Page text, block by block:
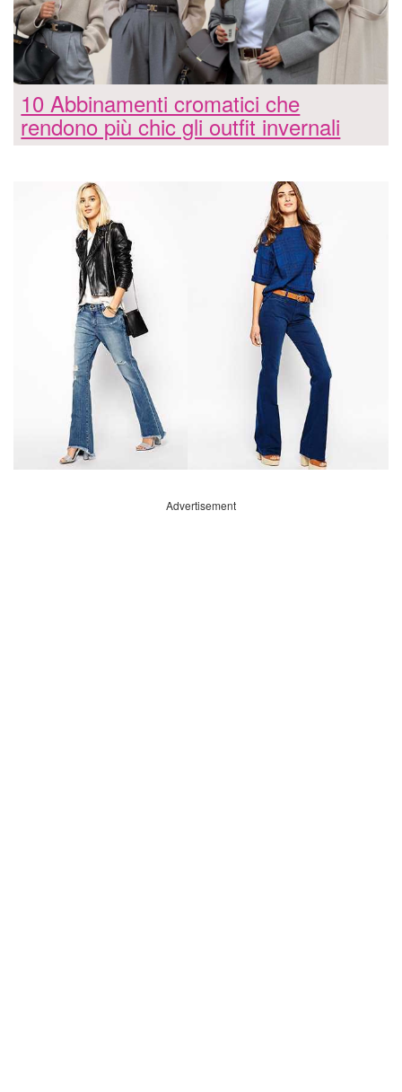
10 Abbinamenti cromatici che
rendono più chic gli outfit invernali
Advertisement